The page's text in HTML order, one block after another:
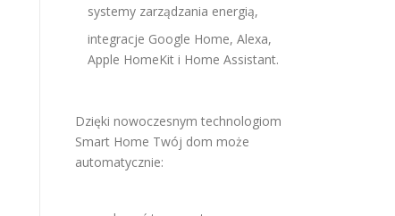
systemy zarządzania energią,
integracje Google Home, Alexa,
Apple HomeKit i Home Assistant.
Dzięki nowoczesnym technologiom
Smart Home Twój dom może
automatycznie: